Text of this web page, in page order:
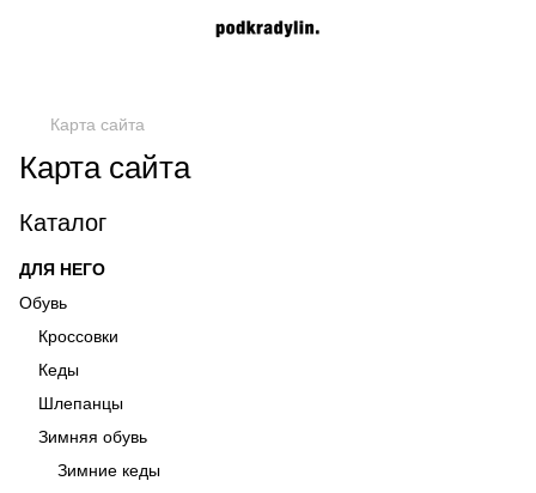
Карта сайта
Карта сайта
Каталог
ДЛЯ НЕГО
Обувь
Кроссовки
Кеды
Шлепанцы
Зимняя обувь
Зимние кеды